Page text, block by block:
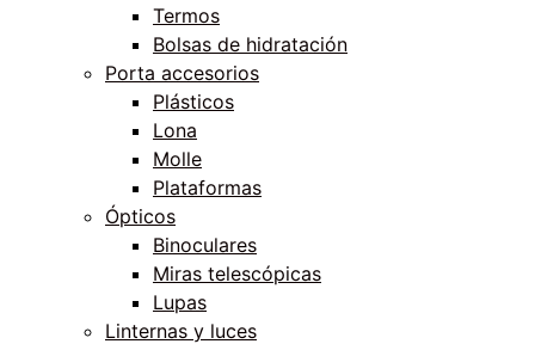
Termos
Bolsas de hidratación
Porta accesorios
Plásticos
Lona
Molle
Plataformas
Ópticos
Binoculares
Miras telescópicas
Lupas
Linternas y luces